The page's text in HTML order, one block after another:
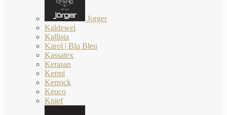
Jorger
Kaldewei
Kallista
Karol | Blu Bleu
Kassatex
Kerasan
Kermi
Kerrock
Keuco
Knief